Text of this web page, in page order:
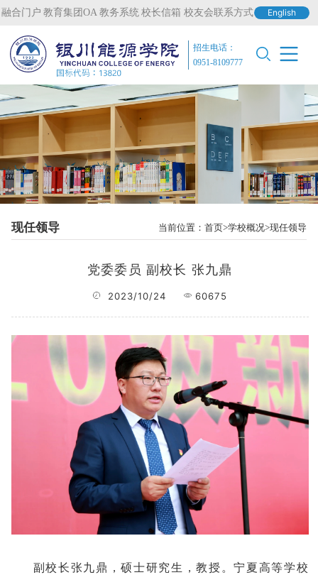
融合门户 教育集团OA 教务系统 校长信箱 校友会联系方式 English
招生电话：
0951-8109777
现任领导 当前位置：首页 学校概况 现任领导
党委委员 副校长 张九鼎
2023/10/24 60675
副校长张九鼎，硕士研究生，教授。宁夏高等学校